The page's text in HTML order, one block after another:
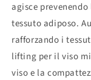
agisce
tessuto adiposo.
rafforzando i
lifting per il viso
viso e la